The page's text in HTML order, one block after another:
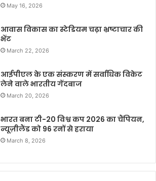
May 16, 2026
आवास विकास का स्टेडियम चढ़ा भ्रष्टाचार की
भेंट
March 22, 2026
आईपीएल के एक संस्करण में सर्वाधिक विकेट
लेने वाले भारतीय गेंदबाज
March 20, 2026
भारत बना टी-20 विश्व कप 2026 का चैंपियन,
न्यूज़ीलैंड को 96 रनों से हराया
March 8, 2026